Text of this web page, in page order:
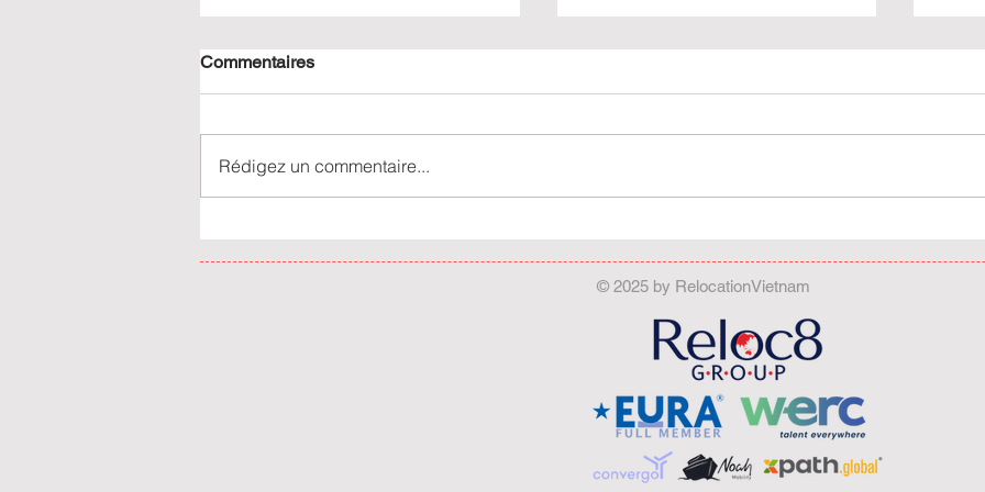
Où partir pendant le Têt au
Vietnam : meilleures
Un jour d'excursion à la
découverte des iles de Phu
Quoc
Un
Commentaires
Rédigez un commentaire...
© 2025 by RelocationVietnam